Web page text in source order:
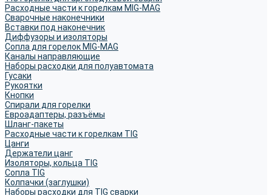
Расходные части к горелкам MIG-MAG
Сварочные наконечники
Вставки под наконечник
Диффузоры и изоляторы
Сопла для горелок MIG-MAG
Каналы направляющие
Наборы расходки для полуавтомата
Гусаки
Рукоятки
Кнопки
Спирали для горелки
Евроадаптеры, разъёмы
Шланг-пакеты
Расходные части к горелкам TIG
Цанги
Держатели цанг
Изоляторы, кольца TIG
Сопла TIG
Колпачки (заглушки)
Наборы расходки для TIG сварки